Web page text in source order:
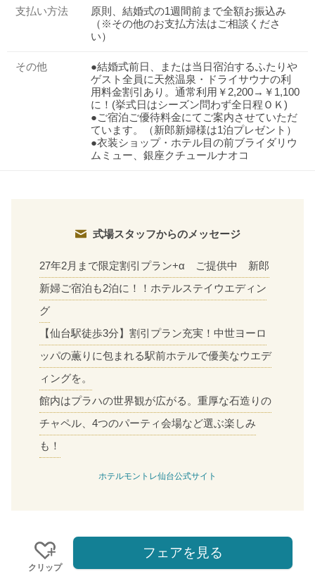
おトクな特典つきフェア
8/8
支払い方法
原則、結婚式の1週間前まで全額お振込み
（※その他のお支払方法はご相談くださ
い）
その他
●結婚式前日、または当日宿泊するふたりや
ゲスト全員に天然温泉・ドライサウナの利
用料金割引あり。通常利用￥2,200→￥1,100
に！(挙式日はシーズン問わず全日程ＯＫ)
●ご宿泊ご優待料金にてご案内させていただ
ています。（新郎新婦様は1泊プレゼント）
●衣装ショップ・ホテル目の前ブライダリウ
ムミュー、銀座クチュールナオコ
式場スタッフからのメッセージ
27年2月まで限定割引プラン+α ご提供中 新郎
新婦ご宿泊も2泊に！！ホテルステイウエディン
グ
【仙台駅徒歩3分】割引プラン充実！中世ヨーロ
ッパの薫りに包まれる駅前ホテルで優美なウエデ
ィングを。
館内はプラハの世界観が広がる。重厚な石造りの
チャペル、4つのパーティ会場など選ぶ楽しみ
も！
ホテルモントレ仙台公式サイト
クリップ
フェアを見る